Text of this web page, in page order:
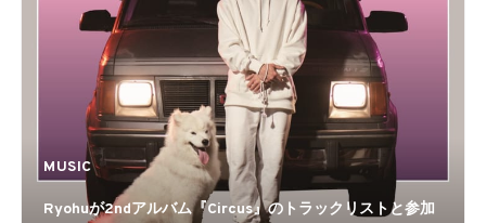
MUSIC
Ryohuが2ndアルバム『Circus』のトラックリストと参加